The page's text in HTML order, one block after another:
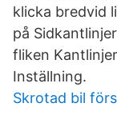
klicka bredvid
på
fliken
Inställning.
Skrotad bil